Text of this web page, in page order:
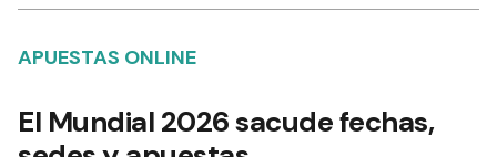
APUESTAS ONLINE
El Mundial 2026 sacude fechas,